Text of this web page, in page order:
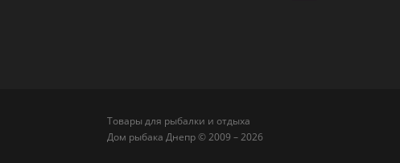
Товары для рыбалки и отдыха
Дом рыбака Днепр © 2009 – 2026